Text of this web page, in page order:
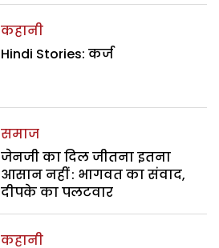
कहानी
Hindi Stories: कर्ज
समाज
जेनजी का दिल जीतना इतना
आसान नहीं : भागवत का संवाद,
दीपके का पलटवार
कहानी